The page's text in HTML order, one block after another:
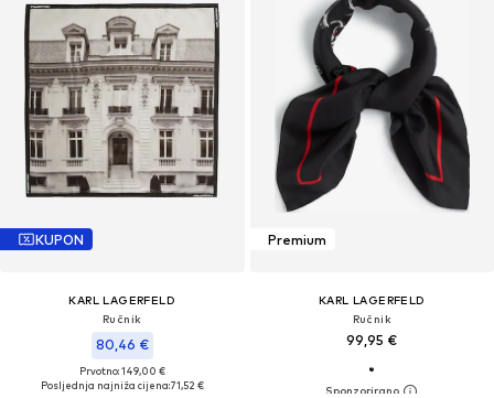
KUPON
KARL LAGERFELD
Ručnik
80,46 €
Prvotno: 149,00 €
Posljednja najniža cijena:71,52 €
Premium
KARL LAGERFELD
Ručnik
99,95 €